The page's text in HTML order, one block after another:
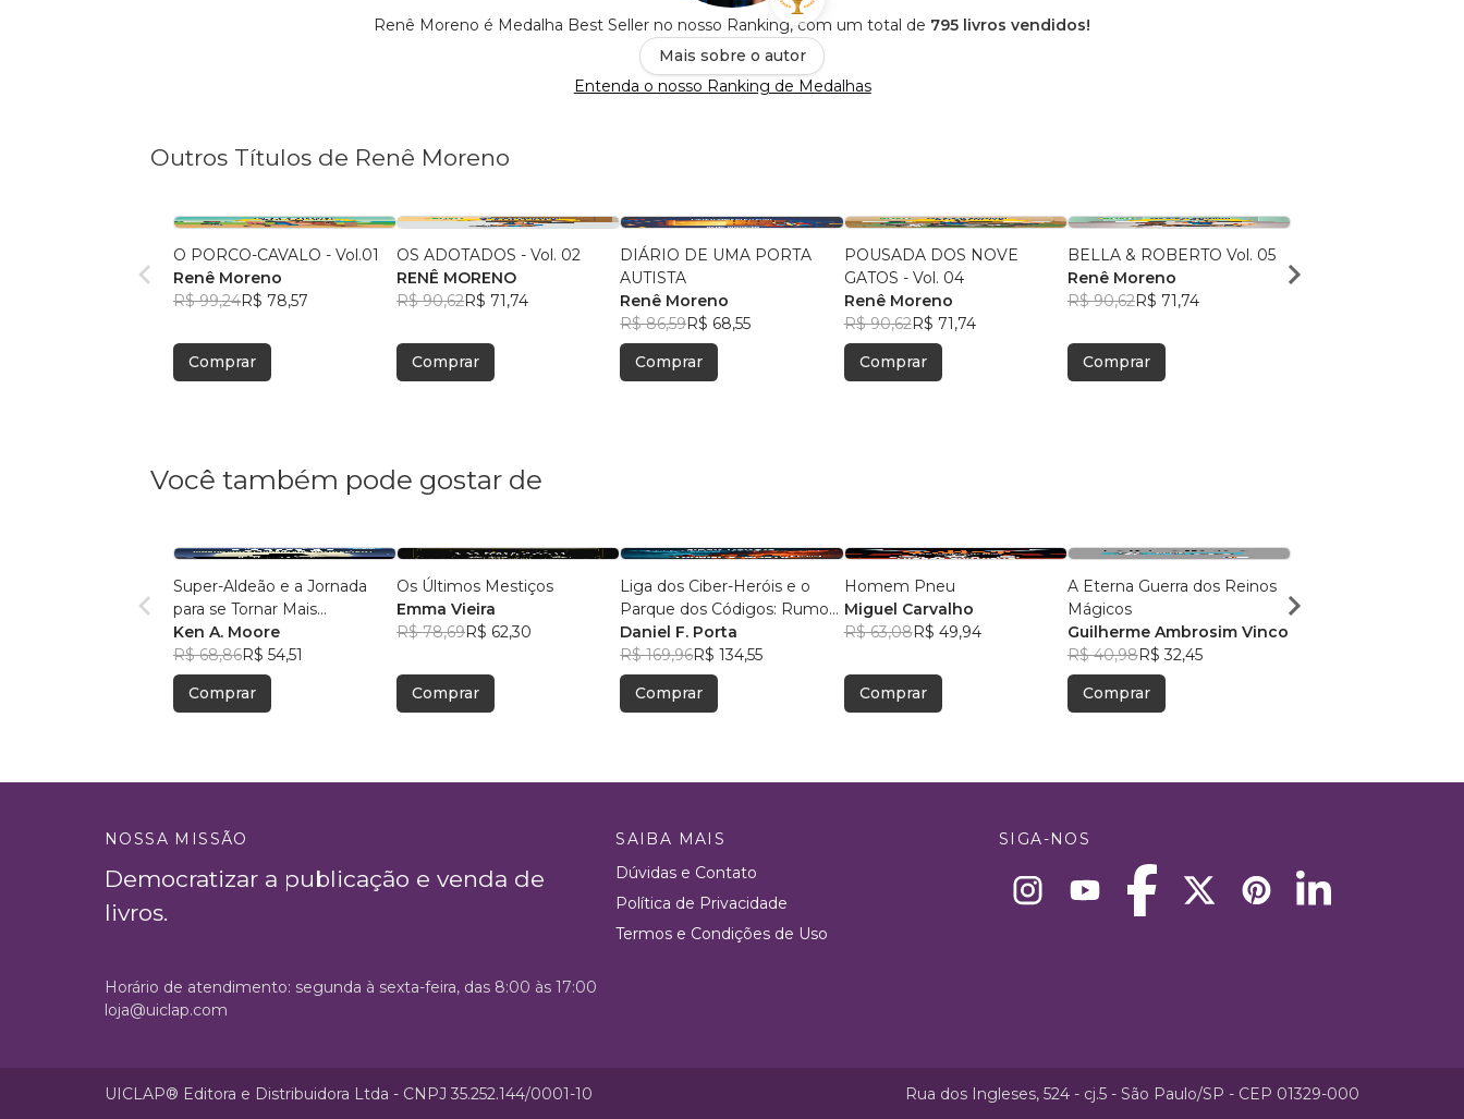
Renê Moreno é Medalha Best Seller no nosso Ranking, com um total de 795 livros vendidos!
Mais sobre o autor
Entenda o nosso Ranking de Medalhas
Outros Títulos de Renê Moreno
O PORCO-CAVALO - Vol.01
Renê Moreno
R$ 99,24R$ 78,57
Comprar
OS ADOTADOS - Vol. 02
RENÊ MORENO
R$ 90,62R$ 71,74
Comprar
DIÁRIO DE UMA PORTA
AUTISTA
Renê Moreno
R$ 86,59R$ 68,55
Comprar
POUSADA DOS NOVE
GATOS - Vol. 04
Renê Moreno
R$ 90,62R$ 71,74
Comprar
BELLA & ROBERTO Vol. 05
Renê Moreno
R$ 90,62R$ 71,74
Comprar
FINANCEIRA Vol. 03
Você também pode gostar de
Super-Aldeão e a Jornada
para se Tornar Mais
Interessante!
Ken A. Moore
R$ 68,86R$ 54,51
Comprar
Os Últimos Mestiços
Emma Vieira
R$ 78,69R$ 62,30
Comprar
Liga dos Ciber-Heróis e o
Parque dos Códigos: Rumo
ao Desconhecido
Daniel F. Porta
R$ 169,96R$ 134,55
Comprar
Homem Pneu
Miguel Carvalho
R$ 63,08R$ 49,94
Comprar
A Eterna Guerra dos Reinos
Mágicos
Guilherme Ambrosim Vinco
R$ 40,98R$ 32,45
Comprar
Simone Saueressig
NOSSA MISSÃO
Democratizar a publicação e venda de
livros.
SAIBA MAIS
Dúvidas e Contato
Política de Privacidade
Termos e Condições de Uso
SIGA-NOS
Horário de atendimento: segunda à sexta-feira, das 8:00 às 17:00
loja@uiclap.com
UICLAP® Editora e Distribuidora Ltda - CNPJ 35.252.144/0001-10 Rua dos Ingleses, 524 - cj.5 - São Paulo/SP - CEP 01329-000